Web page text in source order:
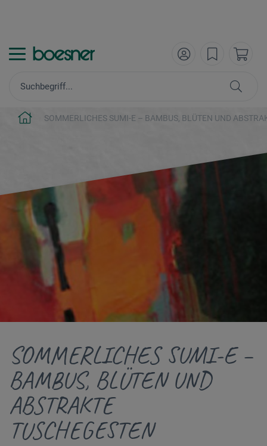
SOMMERLICHES SUMI-E – BAMBUS, BLÜTEN UND
SOMMERLICHES SUMI-E –
BAMBUS, BLÜTEN UND
ABSTRAKTE
TUSCHEGESTEN